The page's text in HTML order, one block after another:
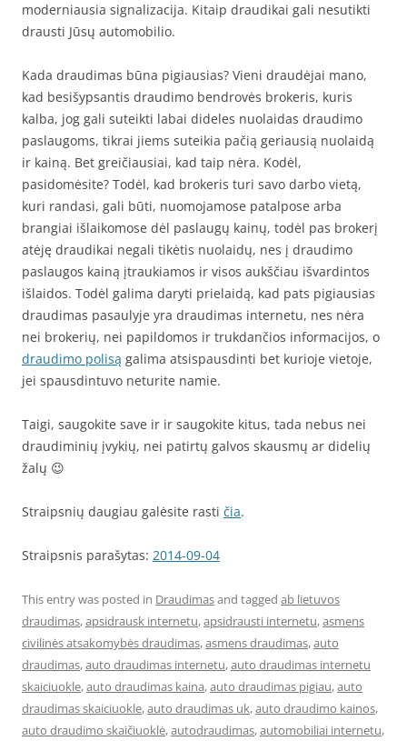
moderniausia signalizacija. Kitaip draudikai gali nesutikti
drausti Jūsų automobilio.
Kada draudimas būna pigiausias? Vieni draudėjai mano,
kad besišypsantis draudimo bendrovės brokeris, kuris
kalba, jog gali suteikti labai dideles nuolaidas draudimo
paslaugoms, tikrai jiems suteikia pačią geriausią nuolaidą
ir kainą. Bet greičiausiai, kad taip nėra. Kodėl,
pasidomėsite? Todėl, kad brokeris turi savo darbo vietą,
kuri randasi, gali būti, nuomojamose patalpose arba
brangiai išlaikomose dėl paslaugų kainų, todėl pas brokerį
atėję draudikai negali tikėtis nuolaidų, nes į draudimo
paslaugos kainą įtraukiamos ir visos aukščiau išvardintos
išlaidos. Todėl galima daryti prielaidą, kad pats pigiausias
draudimas pasaulyje yra draudimas internetu, nes nėra
nei brokerių, nei papildomos ir trukdančios informacijos, o
draudimo polisą galima atsispausdinti bet kurioje vietoje,
jei spausdintuvo neturite namie.
Taigi, saugokite save ir ir saugokite kitus, tada nebus nei
draudiminių įvykių, nei patirtų galvos skausmų ar didelių
žalų 😉
Straipsnių daugiau galėsite rasti čia.
Straipsnis parašytas: 2014-09-04
This entry was posted in Draudimasand tagged ab lietuvos
draudimas,apsidrausk internetu,apsidrausti internetu,asmens
civilinės atsakomybės draudimas,asmens draudimas,auto
draudimas,auto draudimas internetu,auto draudimas internetu
skaiciuokle,auto draudimas kaina,auto draudimas pigiau,auto
draudimas skaiciuokle,auto draudimas uk,auto draudimo kainos,
auto draudimo skaičiuoklė,autodraudimas,automobiliai internetu,